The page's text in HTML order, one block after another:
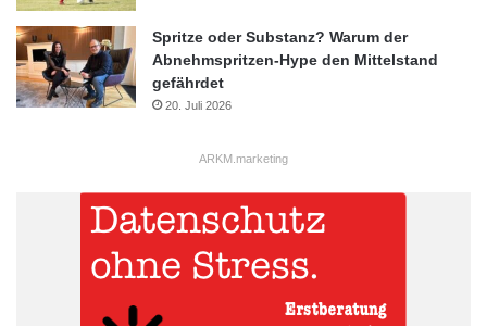
Spritze oder Substanz? Warum der
Abnehmspritzen-Hype den Mittelstand
gefährdet
20. Juli 2026
ARKM.marketing